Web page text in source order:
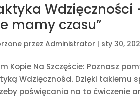
Wdzięczności
mamy czasu”
przezAdministrator | sty 30,
Kopie Na Szczęście: Poznasz
Wdzięczności. Dzięki takiemu
poświęcania na to ćwiczenie